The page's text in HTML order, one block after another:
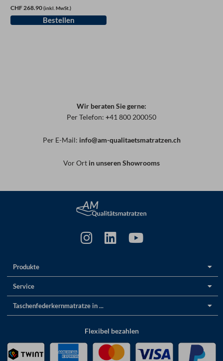
CHF 268.90(inkl. MwSt.)
Wir beraten Sie gerne:
Per Telefon: +41 800 200050
Per E-Mail: info@am-qualitaetsmatratzen.ch
Vor Ort in unseren Showrooms
Produkte
Service
Taschenfederkernmatratze in ...
Flexibel bezahlen